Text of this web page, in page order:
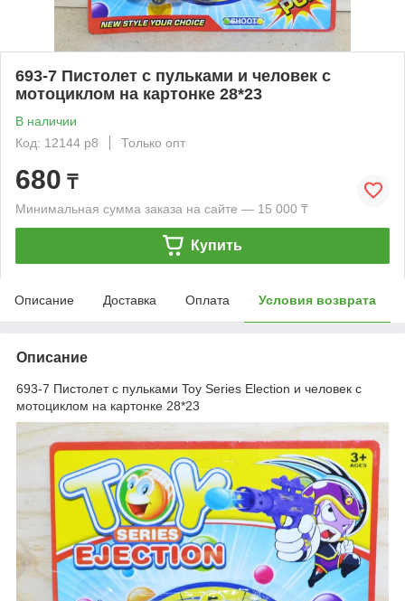
693-7 Пистолет с пульками и человек с
мотоциклом на картонке 28*23
В наличии
Код: 12144 р8
Только опт
680 ₸
Минимальная сумма заказа на сайте — 15 000 ₸
Купить
Описание Доставка Оплата Условия возврата
Описание
693-7 Пистолет с пульками Toy Series Election и человек с
мотоциклом на картонке 28*23